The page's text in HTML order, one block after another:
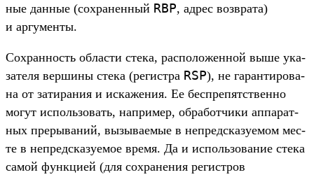
ные дан­ные (сох­ранен­ный RBP, адрес воз­вра­та)
и аргу­мен­ты.
Сох­ранность области сте­ка, рас­положен­ной выше ука­
зате­ля вер­шины сте­ка (регис­тра RSP), не гаран­тирова­
на от затира­ния и иска­жения. Ее бес­пре­пятс­твен­но
могут исполь­зовать, нап­ример, обра­бот­чики аппа­рат­
ных пре­рыва­ний, вызыва­емые в неп­ред­ска­зуемом мес­
те в неп­ред­ска­зуемое вре­мя. Да и исполь­зование сте­ка
самой фун­кци­ей (для сох­ранения регис­тров